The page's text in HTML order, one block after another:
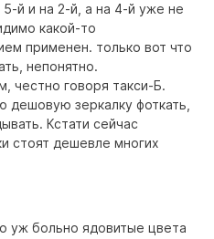
5-й и на 2-й, а на 4-й уже не
какой-то
применен. только вот что
непонятно.
честно говоря такси-Б.
дешовую зеркалку фоткать,
Кстати сейчас
стоят дешевле многих
уж больно ядовитые цвета